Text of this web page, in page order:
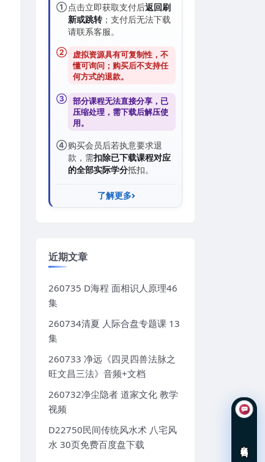
①点击立即获取支付后返回刷
新或跳转；支付后无法下载
请联系客服。
②
虚拟资源具有可复制性，不
懂可询问；购买后不支持任
何方式的退款。
③ 部分课程无法直接分享，已
压缩处理，需下载后解压使
用。
④购买会员后若执意要求退
款，需扣除已下载课程对应
的全部实际学分抵扣。
了解更多
近期文章
260735 D海程 面相识人原理46
集
260734清夏 人际合盘专题课 13
集
260733 净远《四灵四兽法脉之
旺文昌三法》音频+文档
260732净尘隐者 道家文化 教学
视频
D22750民间传统风水术 八宅风
水 30页免费百度盘下载